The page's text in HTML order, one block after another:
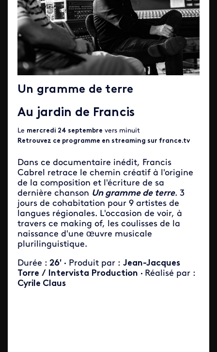
Un gramme de terre
Au jardin de Francis
Le mercredi 24 septembre vers minuit
Retrouvez ce programme en streaming sur france.tv
Dans ce documentaire inédit, Francis
Cabrel retrace le chemin créatif à l'origine
de la composition et l'écriture de sa
dernière chanson Un gramme de terre. 3
jours de cohabitation pour 9 artistes de
langues régionales. L'occasion de voir, à
travers ce making of, les coulisses de la
naissance d'une œuvre musicale
plurilinguistique.
Durée : 26' · Produit par : Jean-Jacques
Torre / Intervista Production · Réalisé par :
Cyrile Claus